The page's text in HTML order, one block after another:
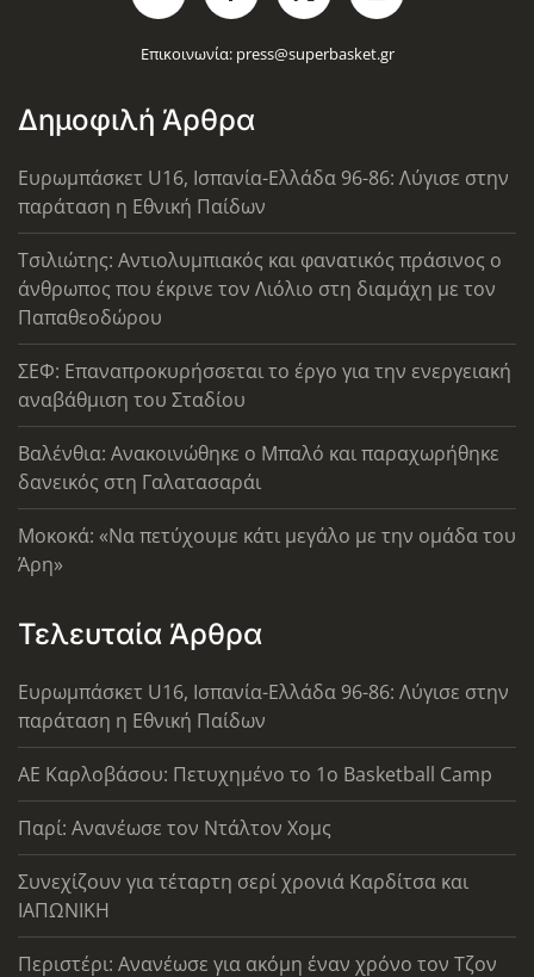
Επικοινωνία: press@superbasket.gr
Δημοφιλή Άρθρα
Ευρωμπάσκετ U16, Ισπανία-Ελλάδα 96-86: Λύγισε στην
παράταση η Εθνική Παίδων
Τσιλιώτης: Αντιολυμπιακός και φανατικός πράσινος ο
άνθρωπος που έκρινε τον Λιόλιο στη διαμάχη με τον
Παπαθεοδώρου
ΣΕΦ: Επαναπροκυρήσσεται το έργο για την ενεργειακή
αναβάθμιση του Σταδίου
Βαλένθια: Ανακοινώθηκε ο Μπαλό και παραχωρήθηκε
δανεικός στη Γαλατασαράι
Μοκοκά: «Να πετύχουμε κάτι μεγάλο με την ομάδα του
Άρη»
Τελευταία Άρθρα
Ευρωμπάσκετ U16, Ισπανία-Ελλάδα 96-86: Λύγισε στην
παράταση η Εθνική Παίδων
ΑΕ Καρλοβάσου: Πετυχημένο το 1ο Basketball Camp
Παρί: Ανανέωσε τον Ντάλτον Χομς
Συνεχίζουν για τέταρτη σερί χρονιά Καρδίτσα και
ΙΑΠΩΝΙΚΗ
Περιστέρι: Ανανέωσε για ακόμη έναν χρόνο τον Τζον